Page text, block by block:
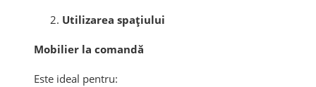
Utilizarea spațiului
Mobilier la comandă
Este ideal pentru: